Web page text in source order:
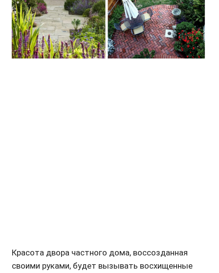
Красота двора частного дома, воссозданная
своими руками, будет вызывать восхищенные